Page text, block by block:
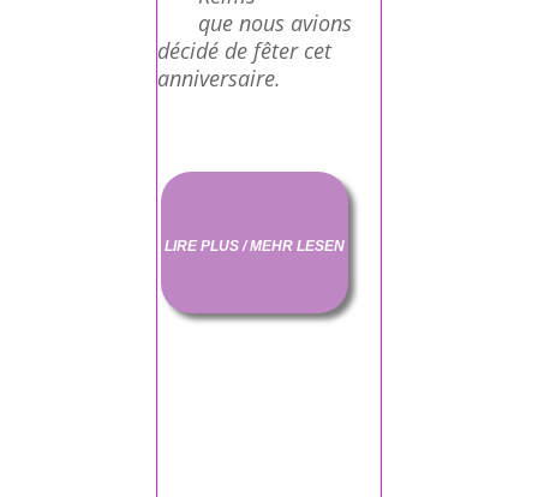
que nous avions
décidé de fêter cet
anniversaire.
LIRE PLUS / MEHR LESEN